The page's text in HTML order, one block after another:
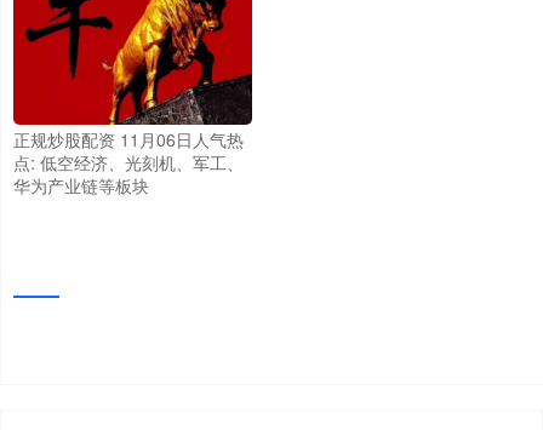
正规炒股配资 11月06日人气热
点: 低空经济、光刻机、军工、
华为产业链等板块